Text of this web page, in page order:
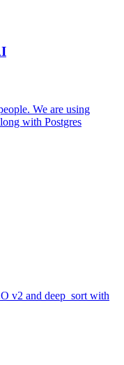
We are using
with Postgres
v2 and deep_sort with